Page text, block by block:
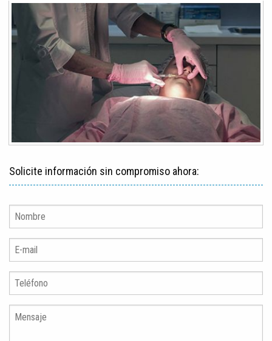
Solicite información sin compromiso ahora: